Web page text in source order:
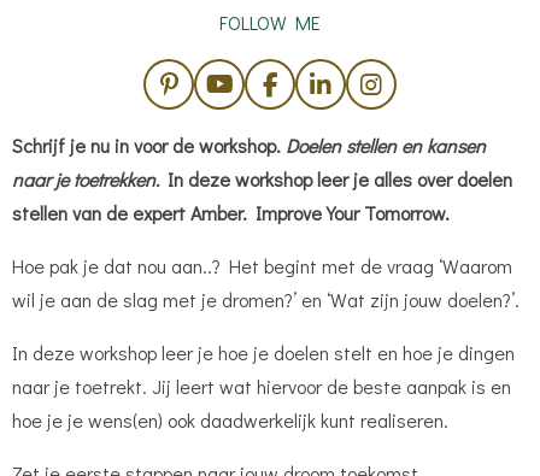
FOLLOW ME
P
i
n
e
r
t
Y
o
u
u
b
F
a
c
e
b
o
o
L
i
n
k
e
d
I
n
s
a
g
a
m
Schrijf je nu in voor de workshop. Doelen stellen en kansen
naar je toetrekken.In deze workshop leer je alles over doelen
stellen van de expert Amber. Improve Your Tomorrow.
Hoe pak je dat nou aan..? Het begint met de vraag ‘Waarom
wil je aan de slag met je dromen?’ en ‘Wat zijn jouw doelen?’.
In deze workshop leer je hoe je doelen stelt en hoe je dingen
naar je toetrekt. Jij leert wat hiervoor de beste aanpak is en
hoe je je wens(en) ook daadwerkelijk kunt realiseren.